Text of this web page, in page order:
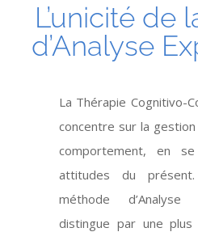
L’unicité de
d’Analyse
La Thérapie Cognitivo-
concentre sur la
comportement, en
attitudes du
méthode d’Analyse
distingue par une plus